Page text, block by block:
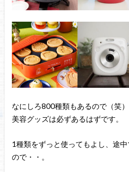
なにしろ800種類もあるので（笑
美容グッズは必ずあるはずです。
1種類をずっと使ってもよし、途
ので・・。